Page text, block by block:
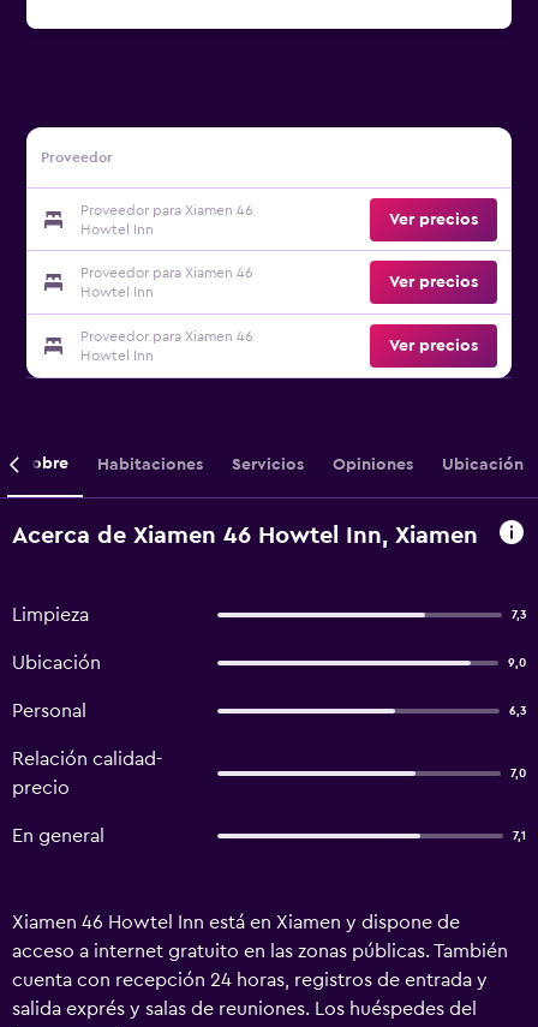
Proveedor
Proveedor para Xiamen 46
Howtel Inn
Ver precios
Proveedor para Xiamen 46
Howtel Inn
Ver precios
Proveedor para Xiamen 46
Howtel Inn
Ver precios
Sobre Habitaciones Servicios Opiniones Ubicación
Acerca de Xiamen 46 Howtel Inn, Xiamen
Limpieza 7,3
Ubicación 9,0
Personal 6,3
Relación calidad-
precio
7,0
En general 7,1
Xiamen 46 Howtel Inn está en Xiamen y dispone de
acceso a internet gratuito en las zonas públicas. También
cuenta con recepción 24 horas, registros de entrada y
salida exprés y salas de reuniones. Los huéspedes del